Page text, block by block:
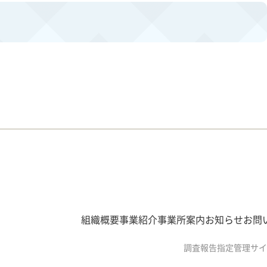
組織概要事業紹介事業所案内お知らせお問
調査報告指定管理サ